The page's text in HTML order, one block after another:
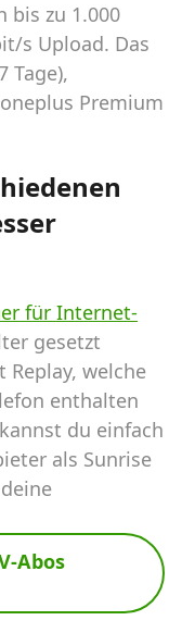
bis zu 1.000
s Upload. Das
Tage),
Premium
für Internet-
gesetzt
Replay, welche
enthalten
du einfach
als Sunrise
Abos